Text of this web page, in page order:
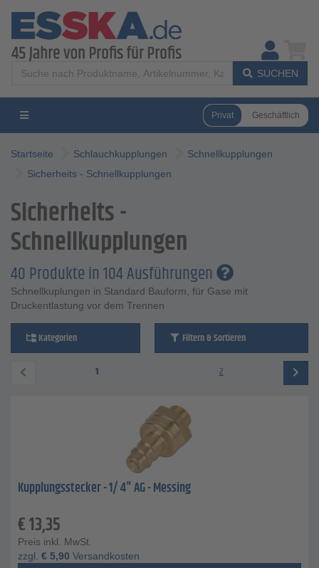
SUCHEN
Privat Geschäftlich
Startseite Schlauchkupplungen
Schnellkupplungen
Sicherheits - Schnellkupplungen
Sicherheits -
Schnellkupplungen
40 Produkte in 104 Ausführungen
Schnellkuplungen in Standard Bauform, für Gase mit
Druckentlastung vor dem Trennen
Kategorien Filtern & Sortieren
1 2
Kupplungsstecker - 1/ 4" AG - Messing
€13,35
Preis inkl. MwSt.
zzgl. € 5,90 Versandkosten